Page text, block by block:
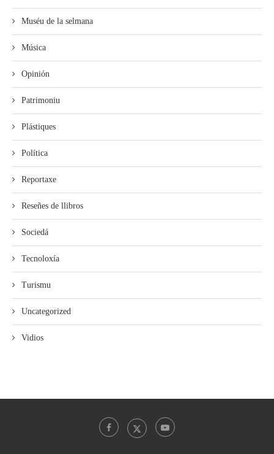
Muséu de la selmana
Música
Opinión
Patrimoniu
Plástiques
Política
Reportaxe
Reseñes de llibros
Sociedá
Tecnoloxía
Turismu
Uncategorized
Vidios